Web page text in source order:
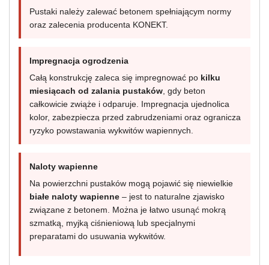
Pustaki należy zalewać betonem spełniającym normy
oraz zalecenia producenta KONEKT.
Impregnacja ogrodzenia
Całą konstrukcję zaleca się impregnować po kilku
miesiącach od zalania pustaków , gdy beton
całkowicie zwiąże i odparuje. Impregnacja ujednolica
kolor, zabezpiecza przed zabrudzeniami oraz ogranicza
ryzyko powstawania wykwitów wapiennych.
Naloty wapienne
Na powierzchni pustaków mogą pojawić się niewielkie
białe naloty wapienne – jest to naturalne zjawisko
związane z betonem. Można je łatwo usunąć mokrą
szmatką, myjką ciśnieniową lub specjalnymi
preparatami do usuwania wykwitów.